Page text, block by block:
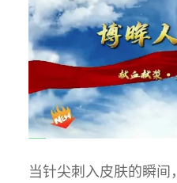
当针尖刺入皮肤的瞬间